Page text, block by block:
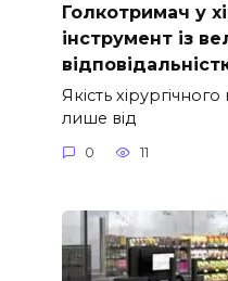
Голкотримач у
інструмент із
Якість
лише від
0 11